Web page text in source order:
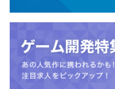
し、毎月支給いたしま
昇給および昇格査定：
《研修内容》
■Javaの各機能を用い
■フレームワーク（
により近い開発作業 な
自己啓発支援の有無及